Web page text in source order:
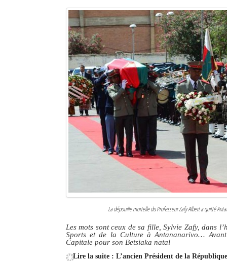
La dépouille mortelle du Professeur Zafy Albert a quitté
Les mots sont ceux de sa fille, Sylvie Zafy, dans
Sports et de la Culture à Antananarivo…
Capitale pour son Betsiaka natal
Lire la suite : L’ancien Président de la